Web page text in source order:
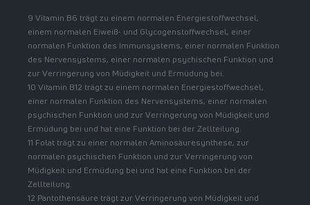
9 Vitamin B6 trägt zu einem normalen Energiestoffwechsel,
einem normalen Eiweiß- und Glycogenstoffwechsel, einer
normalen Funktion des Immunsystems, einer normalen Funktion
des Nervensystems, einer normalen psychischen Funktion und
zur Verringerung von Müdigkeit und Ermüdung bei.
10 Vitamin B12 trägt zu einem normalen Energiestoffwechsel,
einer normalen Funktion des Nervensystems, einer normalen
psychischen Funktion und zur Verringerung von Müdigkeit und
Ermüdung bei und hat eine Funktion bei der Zellteilung.
11 Folat trägt zu einer normalen Aminosäuresynthese, zur
normalen psychischen Funktion und zur Verringerung von
Müdigkeit und Ermüdung bei und hat eine Funktion bei der
Zellteilung.
12 Pantothensäure trägt zur Verringerung von Müdigkeit und